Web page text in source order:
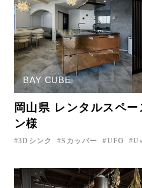
BAY CUBE
岡山県 レンタルスペ
ン様
3Dシンク Sカッパー UFO